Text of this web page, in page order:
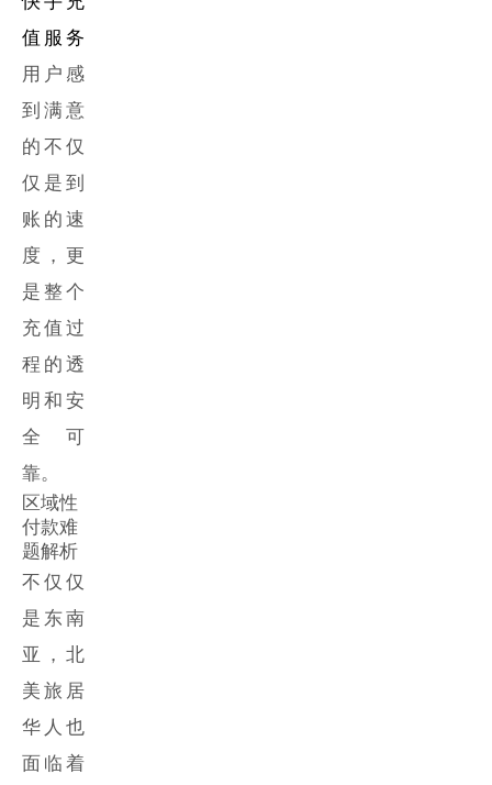
值服务
用户感
到满意
的不仅
仅是到
账的速
度，更
是整个
充值过
程的透
明和安
全可
靠。
区域性
付款难
题解析
不仅仅
是东南
亚，北
美旅居
华人也
面临着